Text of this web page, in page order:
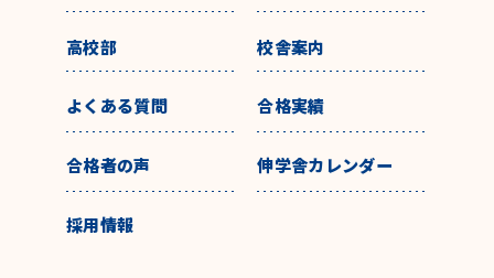
高校部 校舎案内
よくある質問 合格実績
合格者の声 伸学舎カレンダー
採用情報